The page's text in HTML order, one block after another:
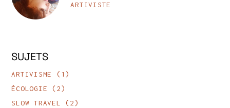
ARTIVISTE
SUJETS
ARTIVISME
(1)
ÉCOLOGIE (2)
SLOW TRAVEL
(2)